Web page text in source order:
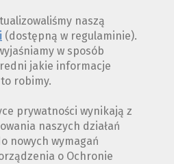
naszą
(dostępną w regulaminie).
w sposób
jakie informacje
robimy.
prywatności wynikają z
naszych działań
nowych wymagań
o Ochronie